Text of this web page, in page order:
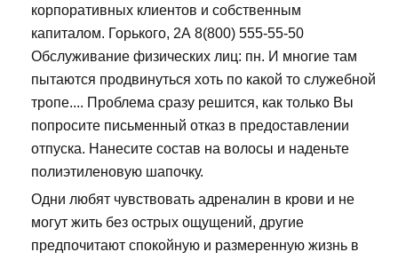
корпоративных клиентов и собственным
капиталом. Горького, 2А 8(800) 555-55-50
Обслуживание физических лиц: пн. И многие там
пытаются продвинуться хоть по какой то служебной
тропе.... Проблема сразу решится, как только Вы
попросите письменный отказ в предоставлении
отпуска. Нанесите состав на волосы и наденьте
полиэтиленовую шапочку.
Одни любят чувствовать адреналин в крови и не
могут жить без острых ощущений, другие
предпочитают спокойную и размеренную жизнь в